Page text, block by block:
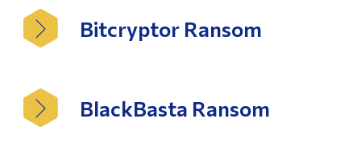
Bitcryptor Ransom
BlackBasta Ransom